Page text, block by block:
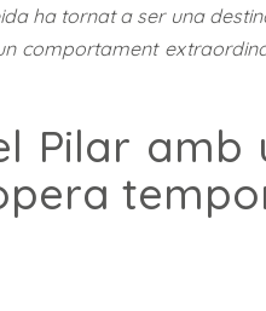
ha tornat a ser una
comportament
Pilar amb